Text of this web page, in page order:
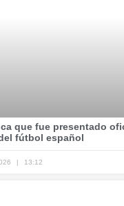
que fue presentado
fútbol español
13:12